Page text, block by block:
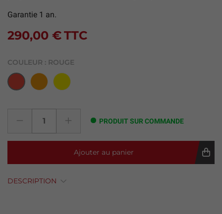
Garantie 1 an.
290,00 €TTC
COULEUR : ROUGE
Rouge OrangeJaune
PRODUIT SUR COMMANDE
Ajouter au panier
DESCRIPTION